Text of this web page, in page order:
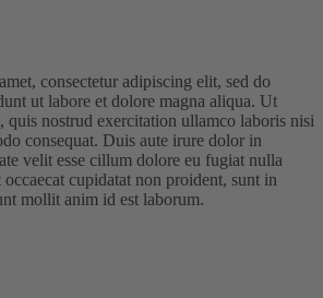
consectetur adipiscing elit, sed do
ut labore et dolore magna aliqua. Ut
quis nostrud exercitation ullamco laboris nisi
consequat. Duis aute irure dolor in
velit esse cillum dolore eu fugiat nulla
cupidatat non proident, sunt in
mollit anim id est laborum.